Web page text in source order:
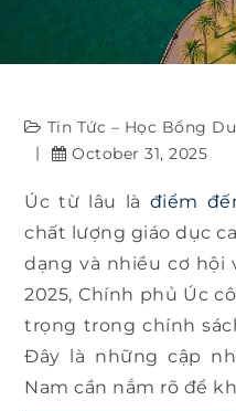
Tin Tức – Học Bổng
October 31, 2025
Úc từ lâu là điểm
chất lượng giáo dục
dạng và nhiều cơ hội
2025, Chính phủ Úc
trọng trong chính
Đây là những cập
Nam cần nắm rõ để